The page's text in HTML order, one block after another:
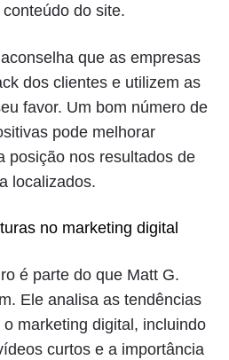
do site.
que as empresas
dos clientes e utilizem as
favor. Um bom número de
pode melhorar
posição nos resultados de
localizados.
no marketing digital
é parte do que Matt G.
Ele analisa as tendências
marketing digital, incluindo
curtos e a importância